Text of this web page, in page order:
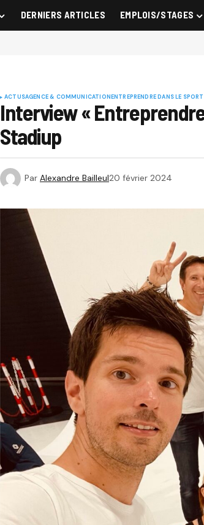
DERNIERS ARTICLES EMPLOIS/STAGES
ACTUSAGENCE & COMMUNICATIONENTREPRENDRE DANS LE SPORT
Interview «
Stadiup
Par Alexandre Bailleul20 février 2024